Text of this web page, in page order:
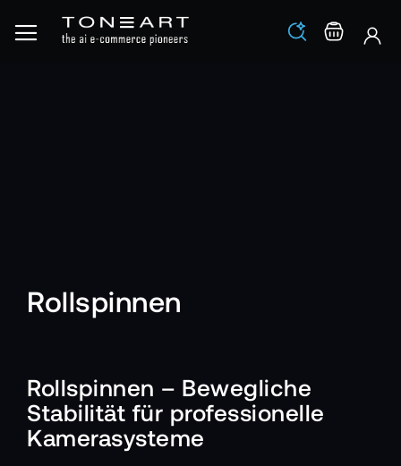
Los
Rollspinnen
Rollspinnen – Bewegliche
Stabilität für professionelle
Kamerasysteme